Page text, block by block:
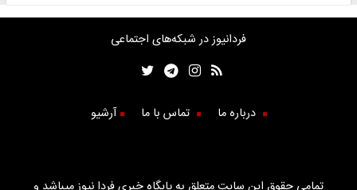
فردانیوز در شبکه‌های اجتماعی
درباره ما تماس با ما آرشیو